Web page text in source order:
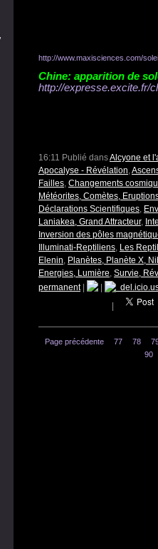
http://www.maxisciences.com/
Chine: apparition de
http://expresse.excite.fr/
16:11 Publié dansAlcyone et
Apocalyse - Révélation,
Failles, Changements
Météorites, Comètes,
Déclarations Scientifiques,
Laniakea, Grand Attracteur,
Inversion des pôles
Illuminati-Reptiliens, Les
Elenin, Planètes, Planète X,
Energies, Lumière, Survie,
permanent|
Page précédente 77 78
90